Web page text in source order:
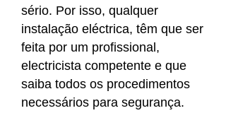
sério. Por isso, qualquer
instalação eléctrica, têm que ser
feita por um profissional,
electricista competente e que
saiba todos os procedimentos
necessários para segurança.